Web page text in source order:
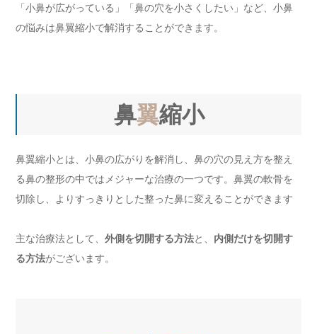
「小鼻が広がっている」「鼻の穴を小さくしたい」など、小鼻
の悩みは鼻翼縮小で解消することができます。
鼻翼縮小
鼻翼縮小とは、小鼻の広がりを解消し、鼻の穴の見え方を整え
る鼻の整形の中ではメジャーな治療の一つです。鼻翼の軟骨を
切除し、よりすっきりとした整った鼻に変えることができます
主な治療法として、 外側を切開する方法と、 内側だけを切開す
る方法がございます。